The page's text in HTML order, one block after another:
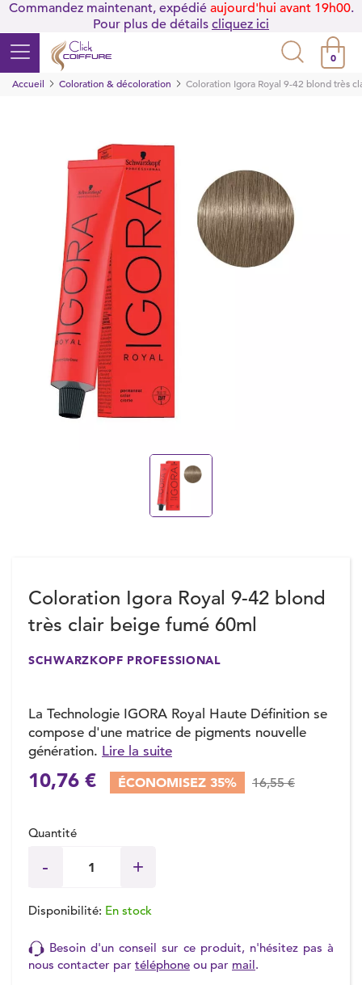
Commandez maintenant, expédié aujourd'hui avant 19h00.
Pour plus de détails cliquez ici
0
Accueil
Coloration & décoloration Coloration Igora Royal 9-42 blond très
Coloration Igora Royal 9-42 blond
très clair beige fumé 60ml
SCHWARZKOPF PROFESSIONAL
La Technologie IGORA Royal Haute Définition se
compose d'une matrice de pigments nouvelle
génération. Lire la suite
10,76 € ÉCONOMISEZ 35% 16,55 €
Quantité
Disponibilité: En stock
Besoin d'un conseil sur ce produit, n'hésitez pas à
nous contacter par téléphone ou par mail.